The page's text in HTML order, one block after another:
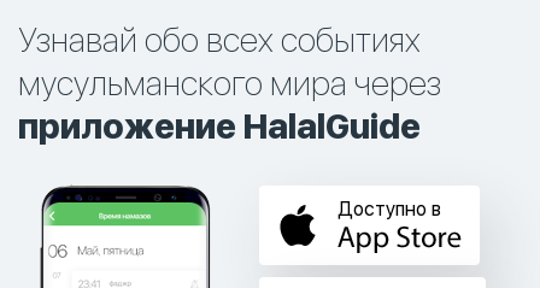
Узнавай обо всех событиях
мусульманского мира через
приложение HalalGuide
Доступно в